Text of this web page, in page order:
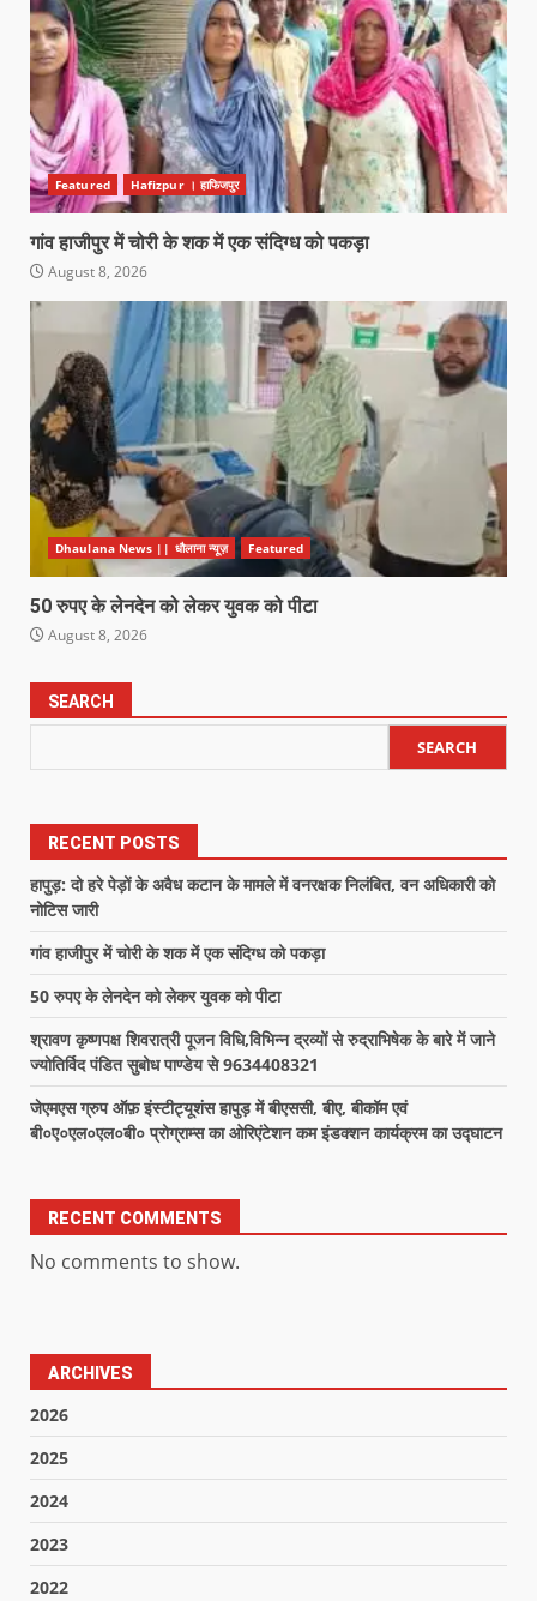
Featured Hafizpur । हाफिजपुर
गांव हाजीपुर में चोरी के शक में एक संदिग्ध को पकड़ा
August 8, 2026
Dhaulana News || धौलाना न्यूज़ Featured
50 रुपए के लेनदेन को लेकर युवक को पीटा
August 8, 2026
SEARCH
SEARCH
RECENT POSTS
हापुड़: दो हरे पेड़ों के अवैध कटान के मामले में वनरक्षक निलंबित, वन अधिकारी को
नोटिस जारी
गांव हाजीपुर में चोरी के शक में एक संदिग्ध को पकड़ा
50 रुपए के लेनदेन को लेकर युवक को पीटा
श्रावण कृष्णपक्ष शिवरात्री पूजन विधि,विभिन्न द्रव्यों से रुद्राभिषेक के बारे में जाने
ज्योतिर्विद पंडित सुबोध पाण्डेय से 9634408321
जेएमएस ग्रुप ऑफ़ इंस्टीट्यूशंस हापुड़ में बीएससी, बीए, बीकॉम एवं
बी०ए०एल०एल०बी० प्रोग्राम्स का ओरिएंटेशन कम इंडक्शन कार्यक्रम का उद्घाटन
RECENT COMMENTS
No comments to show.
ARCHIVES
2026
2025
2024
2023
2022